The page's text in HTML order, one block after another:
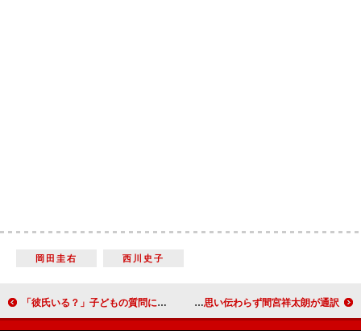
岡田圭右 西川史子
「彼氏いる？」子どもの質問にどう答える？ 有村架純が柿の種食べながら自然体トーク 土屋太鳳、主演作初日迎え「テイクオフ」宣言 万感の思い伝わらず間宮祥太朗が通訳